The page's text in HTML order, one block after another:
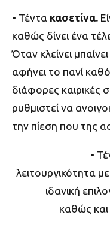
• Τέντα κασετίνα.
καθώς δίνει ένα
Όταν κλείνει
αφήνει το πανί
διάφορες καιρικές
ρυθμιστεί να
την πίεση που της
•
λειτουργικότητα
ιδανική
καθώς